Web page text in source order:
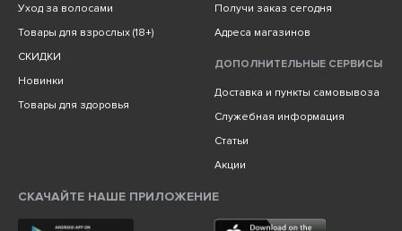
Уход за волосами
Товары для взрослых (18+)
СКИДКИ
Новинки
Товары для здоровья
Получи заказ сегодня
Адреса магазинов
ДОПОЛНИТЕЛЬНЫЕ СЕРВИСЫ
Доставка и пункты самовывоза
Служебная информация
Статьи
Акции
СКАЧАЙТЕ НАШЕ ПРИЛОЖЕНИЕ